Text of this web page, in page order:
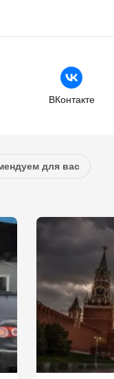
ВКонтакте
для вас